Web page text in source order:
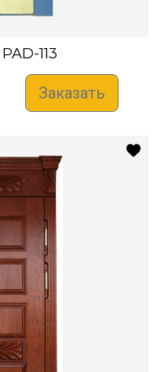
PAD-113
Заказать